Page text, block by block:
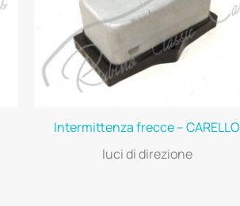
Intermittenza frecce – CARELLO
luci di direzione